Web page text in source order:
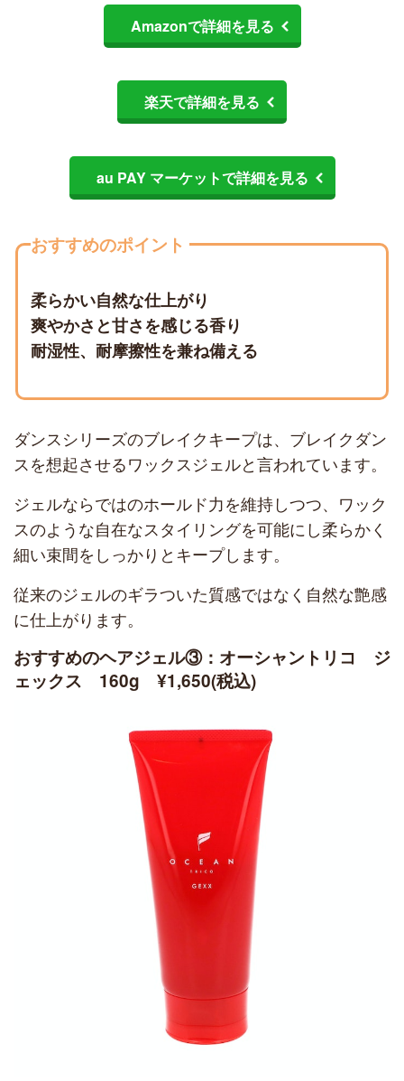
Amazonで詳細を見る
楽天で詳細を見る
au PAY マーケットで詳細を見る
おすすめのポイント
柔らかい自然な仕上がり
爽やかさと甘さを感じる香り
耐湿性、耐摩擦性を兼ね備える
ダンスシリーズのブレイクキープは、ブレイクダン
スを想起させるワックスジェルと言われています。
ジェルならではのホールド力を維持しつつ、ワック
スのような自在なスタイリングを可能にし柔らかく
細い束間をしっかりとキープします。
従来のジェルのギラついた質感ではなく自然な艶感
に仕上がります。
おすすめのヘアジェル③：オーシャントリコ ジ
ェックス 160g ¥1,650(税込)